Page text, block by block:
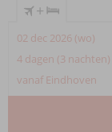
+
02 dec 2026 (wo)
4 dagen (3 nachten)
vanaf Eindhoven